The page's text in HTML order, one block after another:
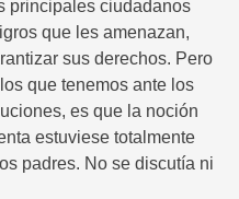
principales ciudadanos
que les amenazan,
sus derechos. Pero
que tenemos ante los
es que la noción
estuviese totalmente
padres. No se discutía ni